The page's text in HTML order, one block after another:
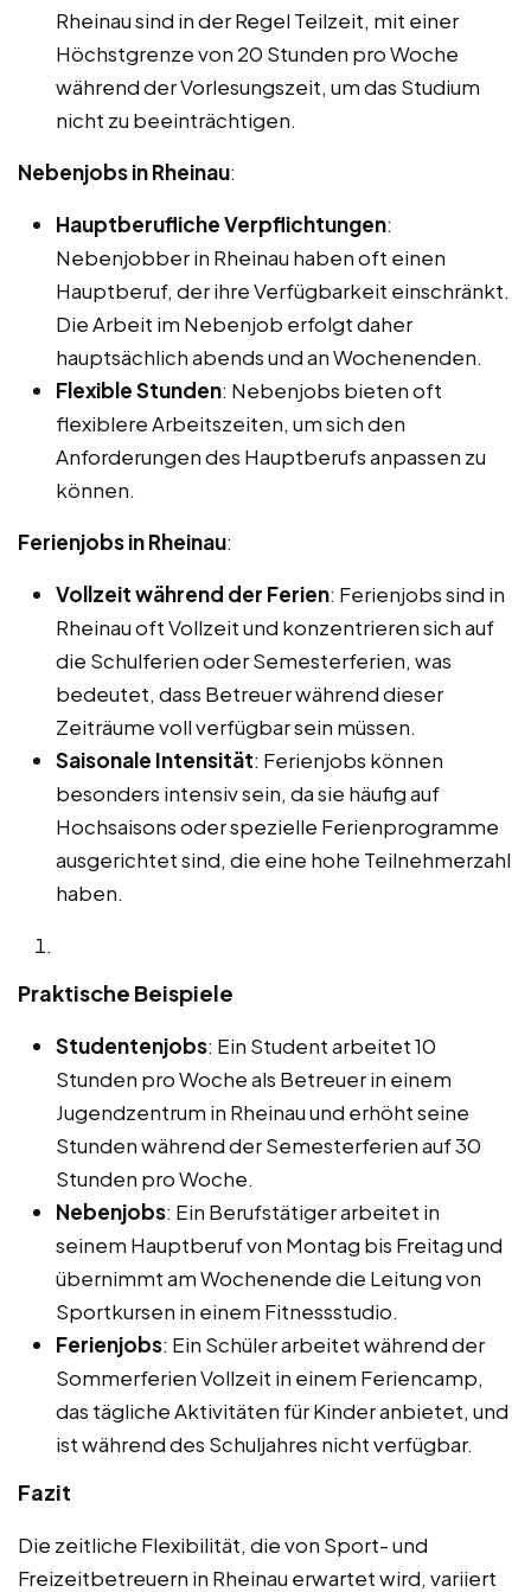
Rheinau sind in der Regel Teilzeit, mit einer
Höchstgrenze von 20 Stunden pro Woche
während der Vorlesungszeit, um das Studium
nicht zu beeinträchtigen.
Nebenjobs in Rheinau:
Hauptberufliche Verpflichtungen:
Nebenjobber in Rheinau haben oft einen
Hauptberuf, der ihre Verfügbarkeit einschränkt.
Die Arbeit im Nebenjob erfolgt daher
hauptsächlich abends und an Wochenenden.
Flexible Stunden: Nebenjobs bieten oft
flexiblere Arbeitszeiten, um sich den
Anforderungen des Hauptberufs anpassen zu
können.
Ferienjobs in Rheinau:
Vollzeit während der Ferien: Ferienjobs sind in
Rheinau oft Vollzeit und konzentrieren sich auf
die Schulferien oder Semesterferien, was
bedeutet, dass Betreuer während dieser
Zeiträume voll verfügbar sein müssen.
Saisonale Intensität: Ferienjobs können
besonders intensiv sein, da sie häufig auf
Hochsaisons oder spezielle Ferienprogramme
ausgerichtet sind, die eine hohe Teilnehmerzahl
haben.
Praktische Beispiele
Studentenjobs: Ein Student arbeitet 10
Stunden pro Woche als Betreuer in einem
Jugendzentrum in Rheinau und erhöht seine
Stunden während der Semesterferien auf 30
Stunden pro Woche.
Nebenjobs: Ein Berufstätiger arbeitet in
seinem Hauptberuf von Montag bis Freitag und
übernimmt am Wochenende die Leitung von
Sportkursen in einem Fitnessstudio.
Ferienjobs: Ein Schüler arbeitet während der
Sommerferien Vollzeit in einem Feriencamp,
das tägliche Aktivitäten für Kinder anbietet, und
ist während des Schuljahres nicht verfügbar.
Fazit
Die zeitliche Flexibilität, die von Sport- und
Freizeitbetreuern in Rheinau erwartet wird, variiert